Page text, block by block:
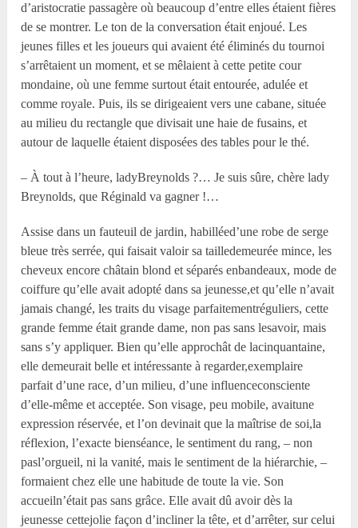
d’aristocratie passagère où beaucoup d’entre elles étaient fières
de se montrer. Le ton de la conversation était enjoué. Les
jeunes filles et les joueurs qui avaient été éliminés du tournoi
s’arrêtaient un moment, et se mêlaient à cette petite cour
mondaine, où une femme surtout était entourée, adulée et
comme royale. Puis, ils se dirigeaient vers une cabane, située
au milieu du rectangle que divisait une haie de fusains, et
autour de laquelle étaient disposées des tables pour le thé.
– À tout à l’heure, ladyBreynolds ?… Je suis sûre, chère lady
Breynolds, que Réginald va gagner !…
Assise dans un fauteuil de jardin, habilléed’une robe de serge
bleue très serrée, qui faisait valoir sa tailledemeurée mince, les
cheveux encore châtain blond et séparés enbandeaux, mode de
coiffure qu’elle avait adopté dans sa jeunesse,et qu’elle n’avait
jamais changé, les traits du visage parfaitementréguliers, cette
grande femme était grande dame, non pas sans lesavoir, mais
sans s’y appliquer. Bien qu’elle approchât de lacinquantaine,
elle demeurait belle et intéressante à regarder,exemplaire
parfait d’une race, d’un milieu, d’une influenceconsciente
d’elle-même et acceptée. Son visage, peu mobile, avaitune
expression réservée, et l’on devinait que la maîtrise de soi,la
réflexion, l’exacte bienséance, le sentiment du rang, – non
pasl’orgueil, ni la vanité, mais le sentiment de la hiérarchie, –
formaient chez elle une habitude de toute la vie. Son
accueiln’était pas sans grâce. Elle avait dû avoir dès la
jeunesse cettejolie façon d’incliner la tête, et d’arrêter, sur celui